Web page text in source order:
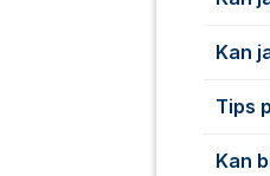
Kan
Tips
Kan